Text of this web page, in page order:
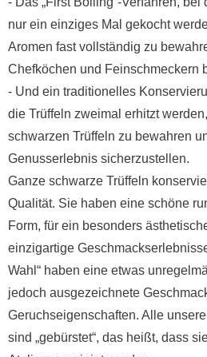
nur ein einziges Mal gekocht
Aromen fast vollständig zu
Chefköchen und Feinschmeckern
- Und ein traditionelles
die Trüffeln zweimal erhitzt
schwarzen Trüffeln zu bewahren
Genusserlebnis sicherzustellen.
Ganze schwarze Trüffeln
Qualität. Sie haben eine schöne
Form, für ein besonders
einzigartige
Wahl“ haben eine etwas
jedoch ausgezeichnete
Geruchseigenschaften. Alle unsere
sind „gebürstet“, das heißt, dass
Ateliers gereinigt wurden.